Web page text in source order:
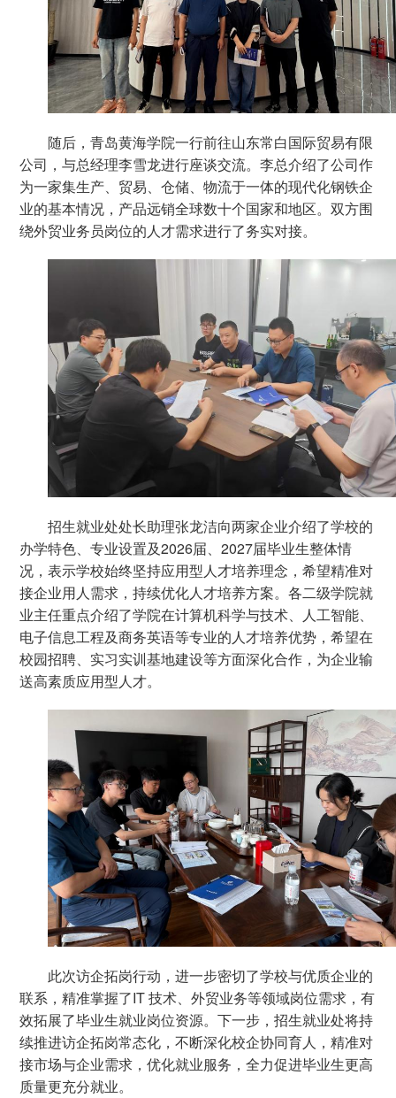
随后，青岛黄海学院一行前往山东常白国际贸易有限
公司，与总经理李雪龙进行座谈交流。李总介绍了公司作
为一家集生产、贸易、仓储、物流于一体的现代化钢铁企
业的基本情况，产品远销全球数十个国家和地区。双方围
绕外贸业务员岗位的人才需求进行了务实对接。
招生就业处处长助理张龙洁向两家企业介绍了学校的
办学特色、专业设置及2026届、2027届毕业生整体情
况，表示学校始终坚持应用型人才培养理念，希望精准对
接企业用人需求，持续优化人才培养方案。各二级学院就
业主任重点介绍了学院在计算机科学与技术、人工智能、
电子信息工程及商务英语等专业的人才培养优势，希望在
校园招聘、实习实训基地建设等方面深化合作，为企业输
送高素质应用型人才。
此次访企拓岗行动，进一步密切了学校与优质企业的
联系，精准掌握了IT 技术、外贸业务等领域岗位需求，有
效拓展了毕业生就业岗位资源。下一步，招生就业处将持
续推进访企拓岗常态化，不断深化校企协同育人，精准对
接市场与企业需求，优化就业服务，全力促进毕业生更高
质量更充分就业。